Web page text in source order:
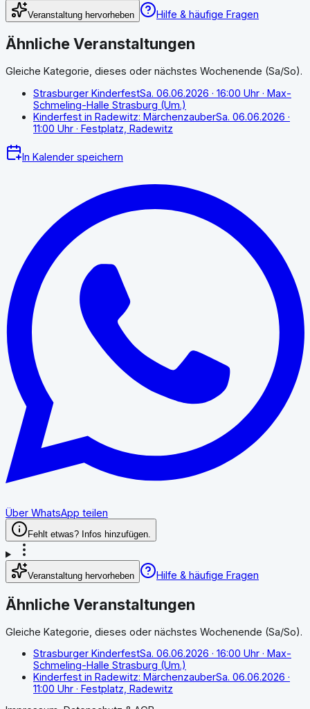
Veranstaltung hervorheben Hilfe & häufige Fragen
Ähnliche Veranstaltungen
Gleiche Kategorie, dieses oder nächstes Wochenende (Sa/So).
Strasburger KinderfestSa. 06.06.2026 · 16:00 Uhr · Max-
Schmeling-Halle Strasburg (Um.)
Kinderfest in Radewitz: MärchenzauberSa. 06.06.2026 ·
11:00 Uhr · Festplatz, Radewitz
In Kalender speichern
Über WhatsApp teilen
Fehlt etwas? Infos hinzufügen.
Veranstaltung hervorheben Hilfe & häufige Fragen
Ähnliche Veranstaltungen
Gleiche Kategorie, dieses oder nächstes Wochenende (Sa/So).
Strasburger KinderfestSa. 06.06.2026 · 16:00 Uhr · Max-
Schmeling-Halle Strasburg (Um.)
Kinderfest in Radewitz: MärchenzauberSa. 06.06.2026 ·
11:00 Uhr · Festplatz, Radewitz